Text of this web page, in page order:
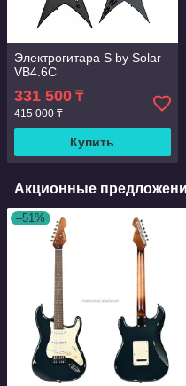
Электрогитара S by Solar
VB4.6C
331 500 ₸
415 000 ₸
Купить
Акционные
–51%